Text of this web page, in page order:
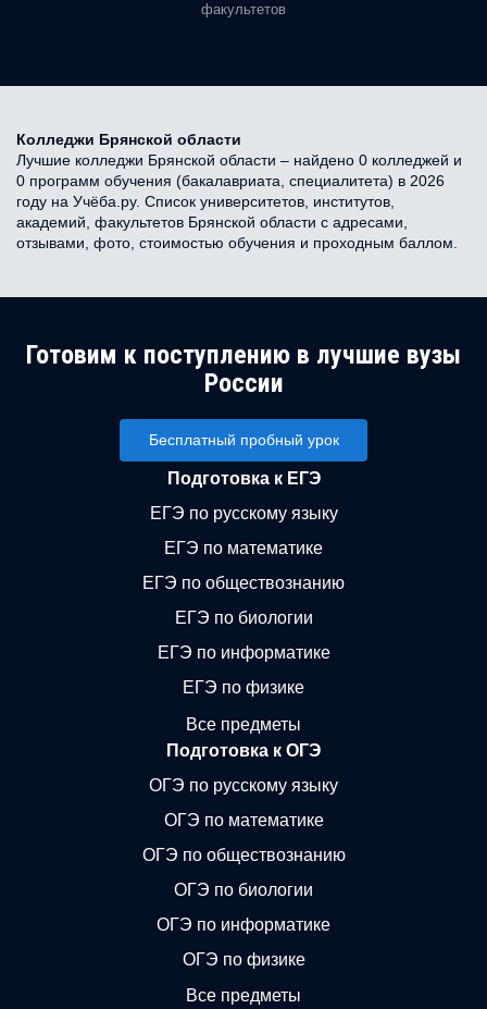
факультетов
Колледжи Брянской области
Лучшие колледжи Брянской области – найдено 0 колледжей и
0 программ обучения (бакалавриата, специалитета) в 2026
году на Учёба.ру. Список университетов, институтов,
академий, факультетов Брянской области с адресами,
отзывами, фото, стоимостью обучения и проходным баллом.
Готовим к поступлению в лучшие вузы
России
Бесплатный пробный урок
Подготовка к ЕГЭ
ЕГЭ по русскому языку
ЕГЭ по математике
ЕГЭ по обществознанию
ЕГЭ по биологии
ЕГЭ по информатике
ЕГЭ по физике
Все предметы
Подготовка к ОГЭ
ОГЭ по русскому языку
ОГЭ по математике
ОГЭ по обществознанию
ОГЭ по биологии
ОГЭ по информатике
ОГЭ по физике
Все предметы